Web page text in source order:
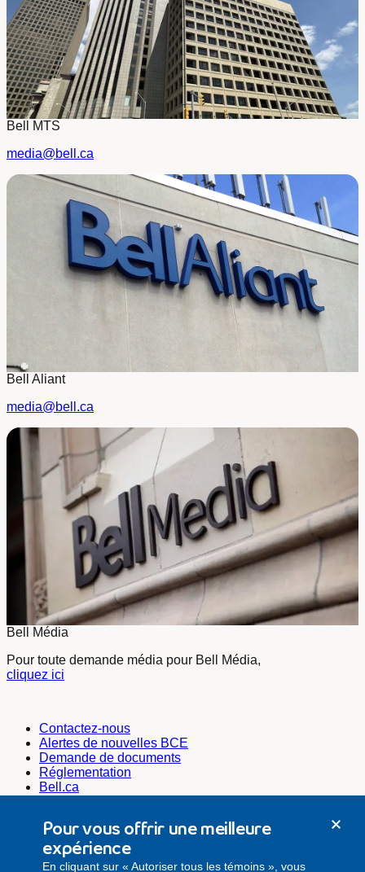
Bell MTS
media@bell.ca
Bell Aliant
media@bell.ca
Bell Média
Pour toute demande média pour Bell Média,
cliquez ici
Contactez-nous
Alertes de nouvelles BCE
Demande de documents
Réglementation
Bell.ca
Emplois@Bell
Secrétariat de l’entreprise
Pour vous offrir une meilleure
expérience
En cliquant sur « Autoriser tous les témoins », vous